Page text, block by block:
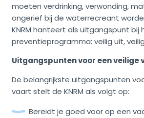
moeten verdrinking, verwonding,
ongerief bij de waterrecreant
KNRM hanteert als uitgangspunt bij
preventieprogramma: veilig uit,
Uitgangspunten voor een veilige
De belangrijkste uitgangspunten
vaart stelt de KNRM als volgt op:
Bereidt je goed voor op een